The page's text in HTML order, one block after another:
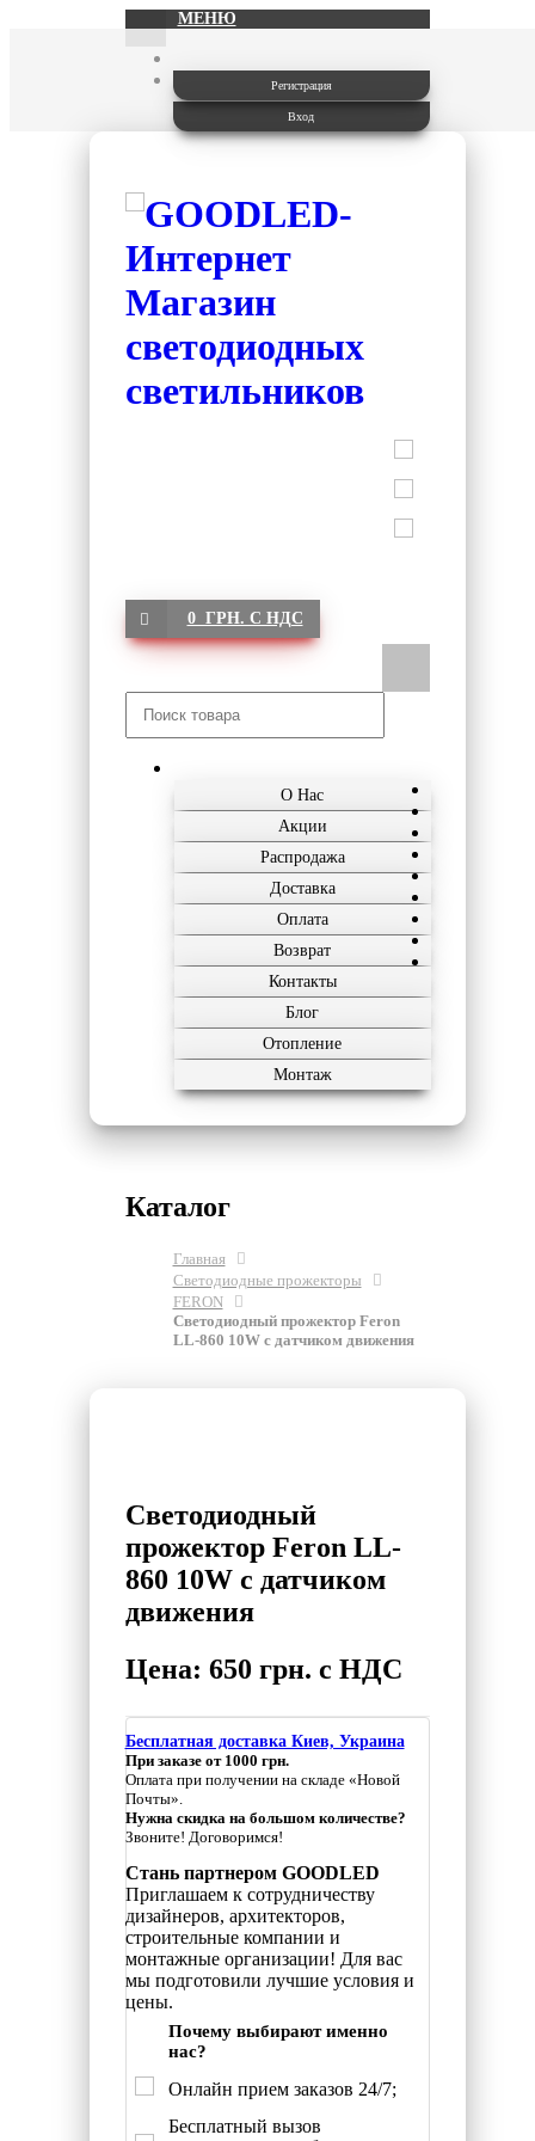
МЕНЮ
Регистрация
Вход
0 ГРН. С НДС
О Нас
Акции
Распродажа
Доставка
Оплата
Возврат
Контакты
Блог
Отопление
Монтаж
Каталог
Главная
Светодиодные прожекторы
FERON
Светодиодный прожектор Feron
LL-860 10W с датчиком движения
Светодиодный
прожектор Feron LL-
860 10W с датчиком
движения
Цена: 650 грн. с НДС
Бесплатная доставка Киев, Украина
При заказе от 1000 грн.
Оплата при получении на складе «Новой
Почты».
Нужна скидка на большом количестве?
Звоните! Договоримся!
Стань партнером GOODLED
Приглашаем к сотрудничеству
дизайнеров, архитекторов,
строительные компании и
монтажные организации! Для вас
мы подготовили лучшие условия и
цены.
Почему выбирают именно
нас?
Онлайн прием заказов 24/7;
Бесплатный вызов